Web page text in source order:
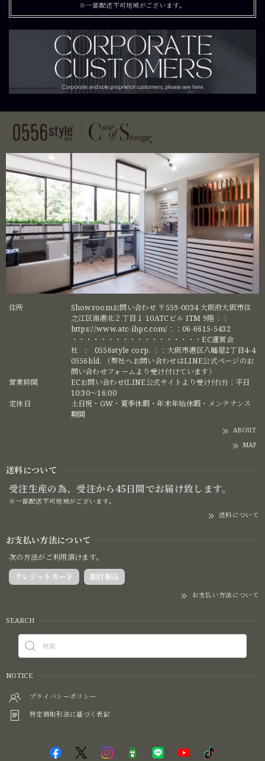
※一部配送不可地域がございます。
住所
Showroomお問い合わせ 〒559-0034 大阪府大阪市住
之江区南港北２丁目１ 10ATCビル ITM 9階：：
https://www.atc-ihpc.com/：：06-6615-5432
・・・・・・・・・・・・・・・・・・EC運営会
社 : 0556style corp. ：：大阪市港区八幡屋2丁目4-4
0556bld. （弊社へお問い合わせはLINE公式ページのお
問い合わせフォームより受け付けています）
営業時間
ECお問い合わせ(LINE公式サイトより受け付け)：平日
10:30〜16:00
定休日
土日祝・GW・夏季休暇・年末年始休暇・メンテナンス
期間
ABOUT
MAP
送料について
受注生産の為、受注から45日間でお届け致します。
※一部配送不可地域がございます。
送料について
お支払い方法について
次の方法がご利用頂けます。
クレジットカード
銀行振込
お支払い方法について
SEARCH
NOTICE
プライバシーポリシー
特定商取引法に基づく表記